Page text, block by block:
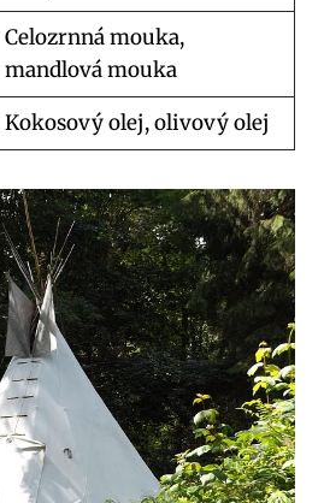
Celozrnná mouka,
mandlová mouka
Kokosový olej, olivový olej